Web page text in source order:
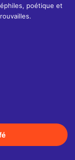
poétique et